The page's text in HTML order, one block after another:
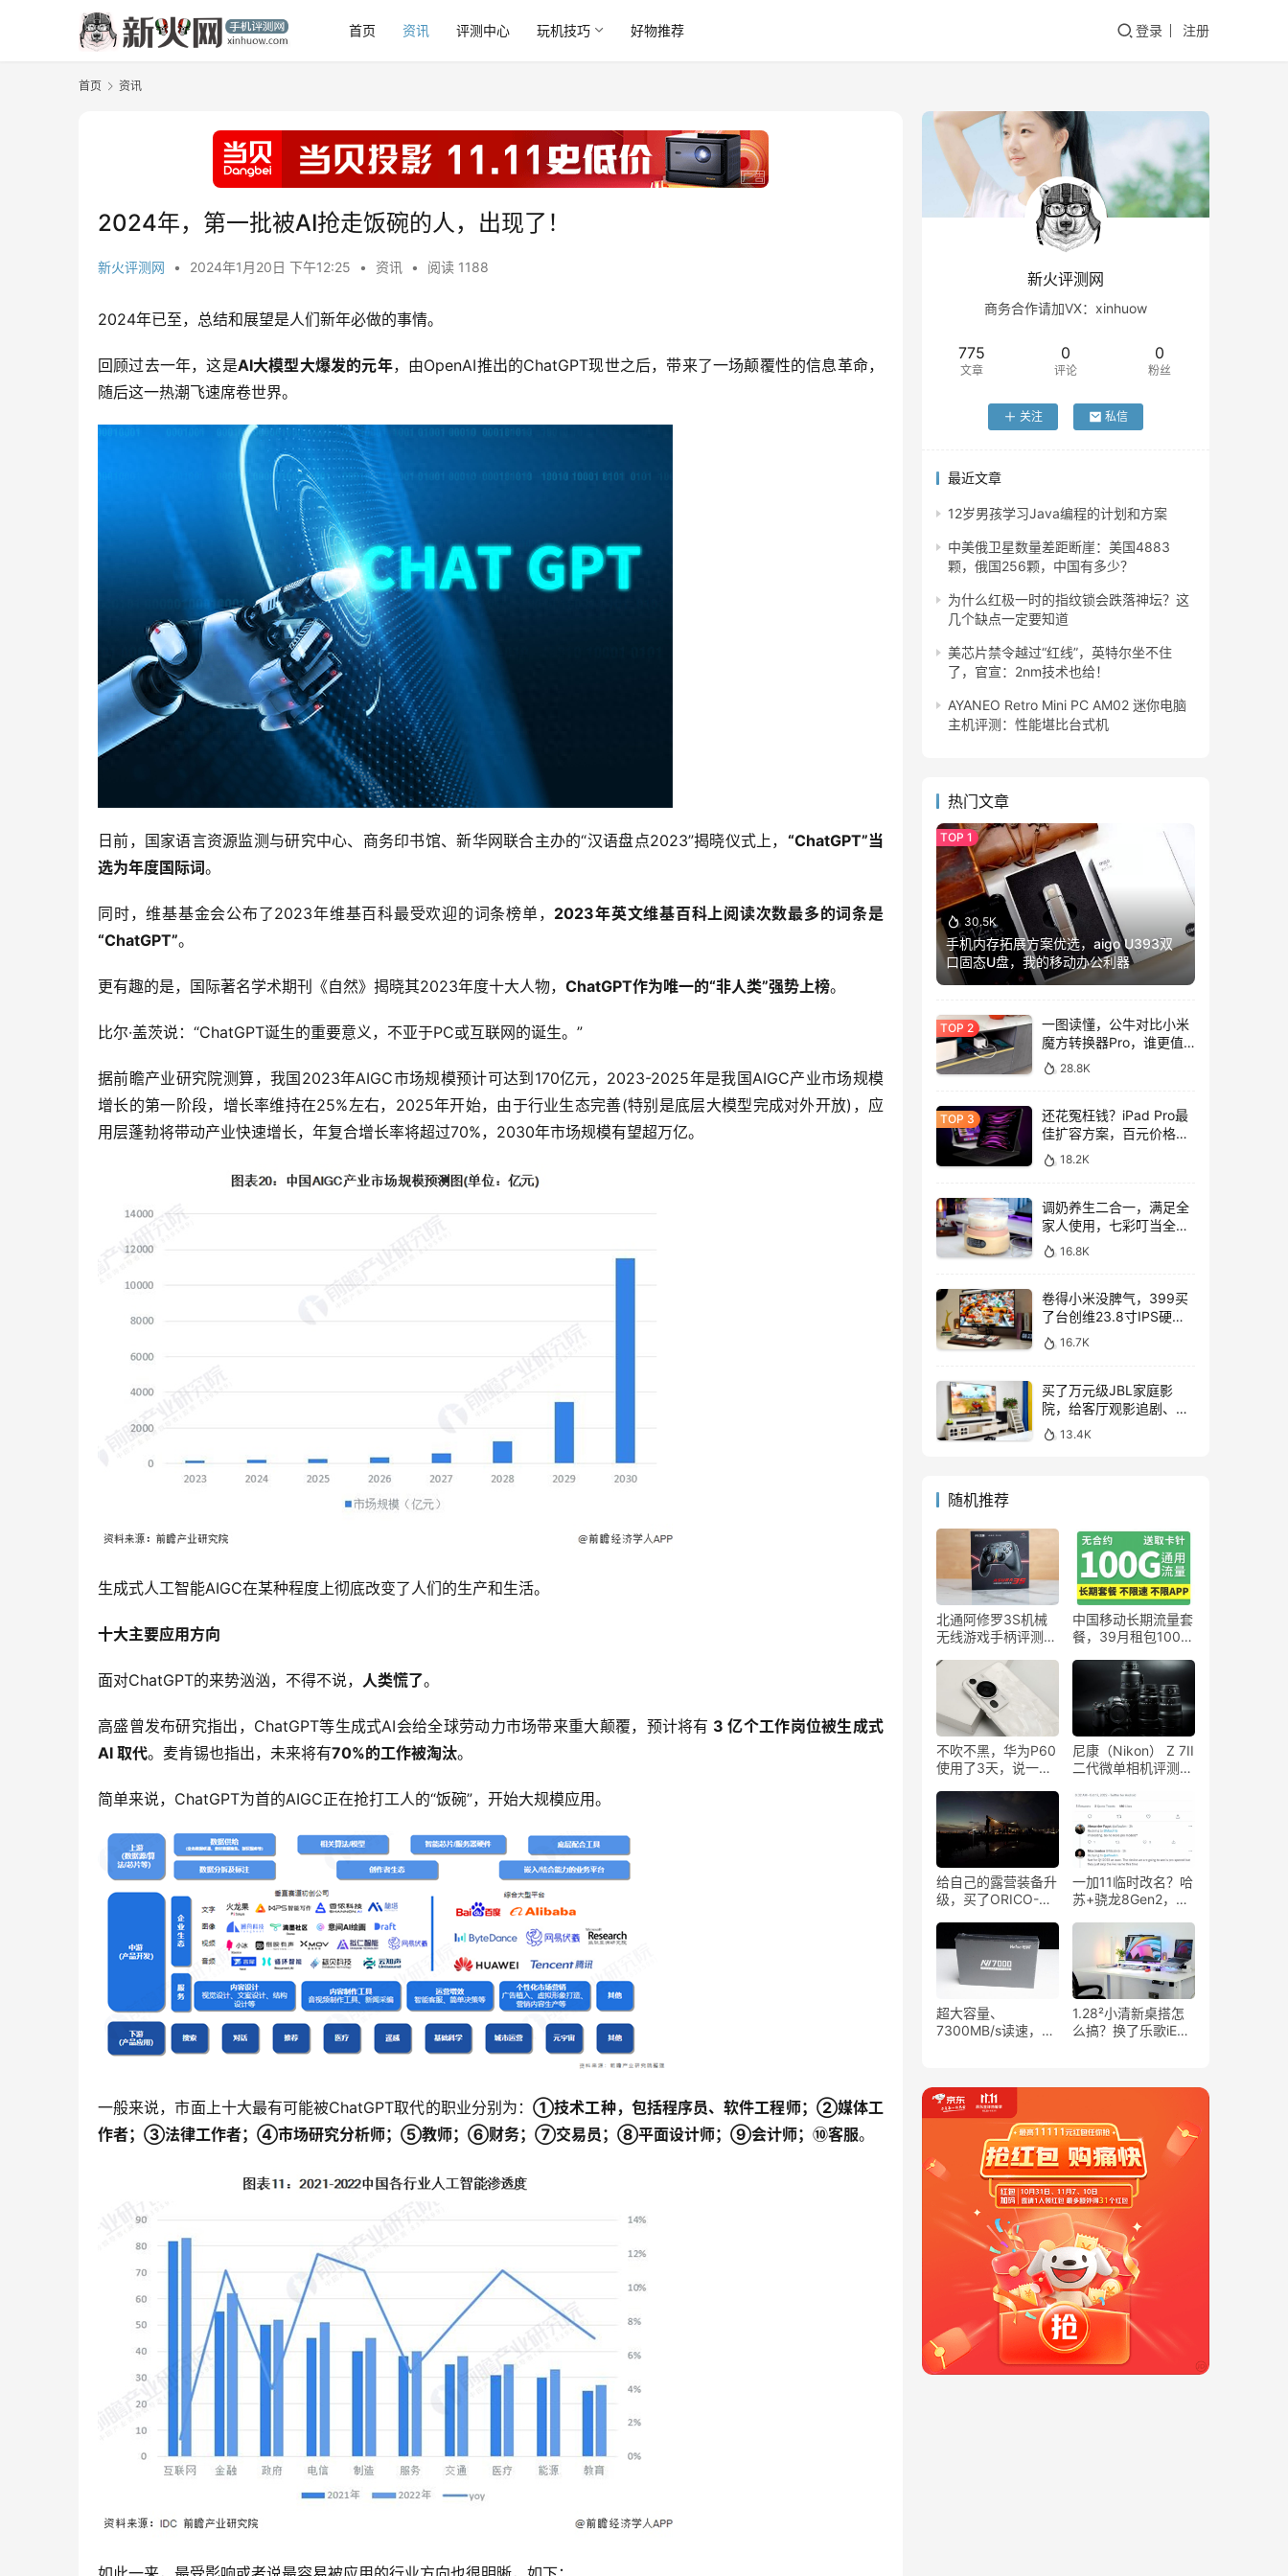
首页 资讯 评测中心 玩机技巧 好物推荐 登录 注册
首页 资讯
2024年，第一批被AI抢走饭碗的人，出现了！
新火评测网 • 2024年1月20日 下午12:25 • 资讯 • 阅读 1188
2024年已至，总结和展望是人们新年必做的事情。
回顾过去一年，这是AI大模型大爆发的元年，由OpenAI推出的ChatGPT现世之后，带来了一场颠覆性的信息革命，
随后这一热潮飞速席卷世界。
日前，国家语言资源监测与研究中心、商务印书馆、新华网联合主办的“汉语盘点2023”揭晓仪式上， “ChatGPT”当
选为年度国际词。
同时，维基基金会公布了2023年维基百科最受欢迎的词条榜单， 2023年英文维基百科上阅读次数最多的词条是
“ChatGPT”。
更有趣的是，国际著名学术期刊《自然》揭晓其2023年度十大人物， ChatGPT作为唯一的“非人类”强势上榜。
比尔·盖茨说：“ChatGPT诞生的重要意义，不亚于PC或互联网的诞生。”
据前瞻产业研究院测算，我国2023年AIGC市场规模预计可达到170亿元，2023-2025年是我国AIGC产业市场规模
增长的第一阶段，增长率维持在25%左右，2025年开始，由于行业生态完善(特别是底层大模型完成对外开放)，应
用层蓬勃将带动产业快速增长，年复合增长率将超过70%，2030年市场规模有望超万亿。
生成式人工智能AIGC在某种程度上彻底改变了人们的生产和生活。
十大主要应用方向
面对ChatGPT的来势汹汹，不得不说， 人类慌了。
高盛曾发布研究指出，ChatGPT等生成式AI会给全球劳动力市场带来重大颠覆，预计将有 3 亿个工作岗位被生成式
AI 取代。麦肯锡也指出，未来将有70%的工作被淘汰。
简单来说，ChatGPT为首的AIGC正在抢打工人的“饭碗”，开始大规模应用。
一般来说，市面上十大最有可能被ChatGPT取代的职业分别为：①技术工种，包括程序员、软件工程师；②媒体工
作者；③法律工作者；④市场研究分析师；⑤教师；⑥财务；⑦交易员；⑧平面设计师；⑨会计师；⑩客服。
新火评测网
商务合作请加VX：xinhuow
775
文章
0
评论
0
粉丝
关注 私信
最近文章
12岁男孩学习Java编程的计划和方案
中美俄卫星数量差距断崖：美国4883
颗，俄国256颗，中国有多少？
为什么红极一时的指纹锁会跌落神坛？这
几个缺点一定要知道
美芯片禁令越过“红线”，英特尔坐不住
了，官宣：2nm技术也给！
AYANEO Retro Mini PC AM02 迷你电脑
主机评测：性能堪比台式机
热门文章
30.5K
手机内存拓展方案优选，aigo U393双
口固态U盘，我的移动办公利器
一图读懂，公牛对比小米
魔方转换器Pro，谁更值
得入手？
28.8K
还花冤枉钱？iPad Pro最
佳扩容方案，百元价格轻
松拓展128GB
18.2K
调奶养生二合一，满足全
家人使用，七彩叮当全玻
璃调奶器上手体验
16.8K
卷得小米没脾气，399买
了台创维23.8寸IPS硬屏
显示器，表现如何？
16.7K
买了万元级JBL家庭影
院，给客厅观影追剧、游
戏互娱带来哪些提升？
13.4K
随机推荐
北通阿修罗3S机械
无线游戏手柄评测：
自定义操作！
中国移动长期流量套
餐，39月租包100G
不吹不黑，华为P60
使用了3天，说一下
尼康（Nikon） Z 7II
二代微单相机评测：
震，FX影像传感
器！
给自己的露营装备升
级，买了ORICO-
后区别在哪？
一加11临时改名？哈
苏+骁龙8Gen2，性
超大容量、
7300MB/s读速，朗
1.28²小清新桌搭怎
么搞？换了乐歌iE3